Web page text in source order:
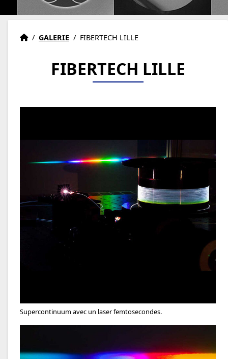
Accueil
Accueil
/ GALERIE / FIBERTECH LILLE
FIBERTECH LILLE
Supercontinuum avec un laser femtosecondes.